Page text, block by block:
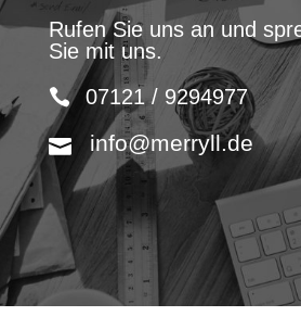
Rufen Sie uns an und
Sie mit uns.
07121 / 9294977
info@merryll.de